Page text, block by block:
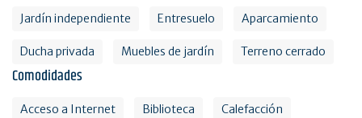
Jardín independiente Entresuelo Aparcamiento
Ducha privada Muebles de jardín Terreno cerrado
Comodidades
Acceso a Internet Biblioteca Calefacción